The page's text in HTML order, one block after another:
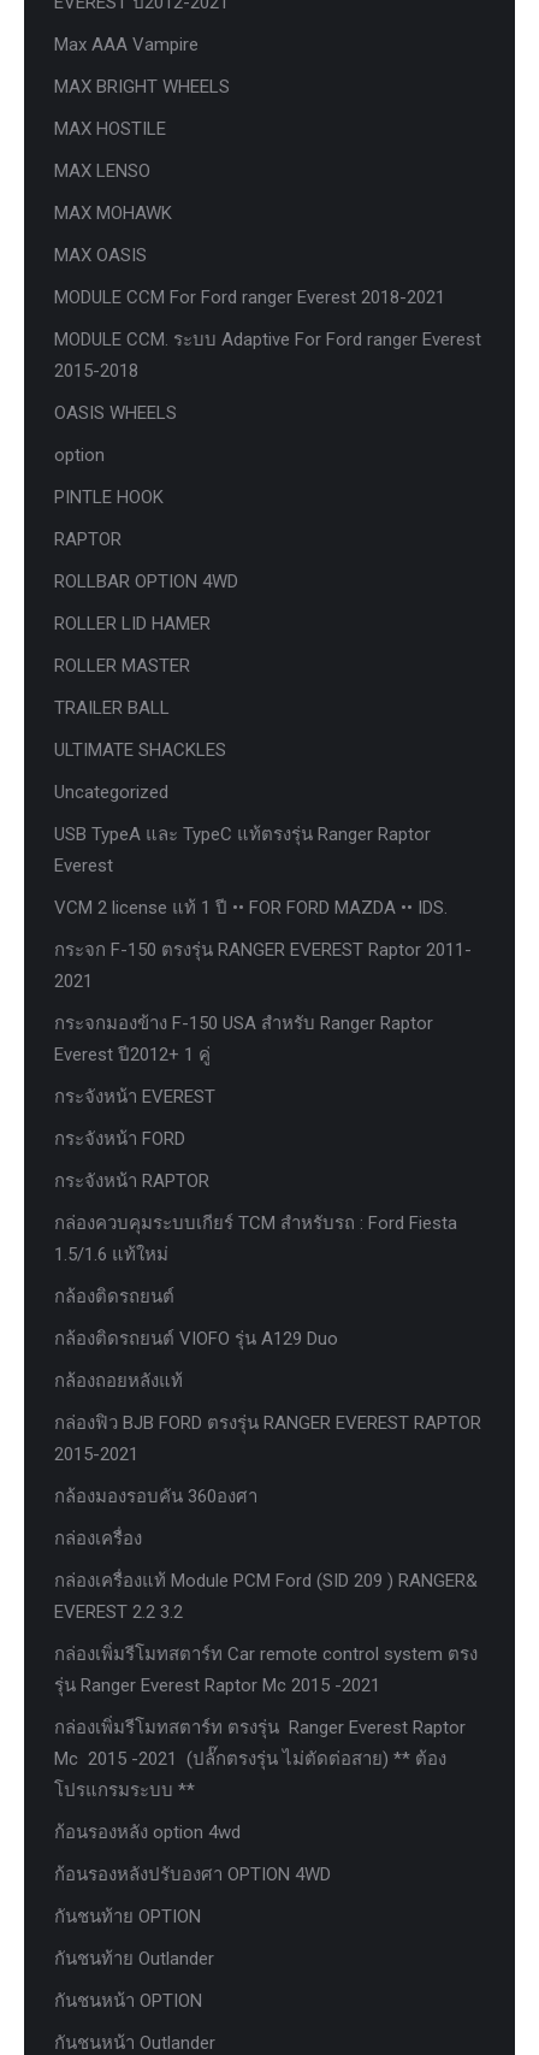
Max AAA Vampire
MAX BRIGHT WHEELS
MAX HOSTILE
MAX LENSO
MAX MOHAWK
MAX OASIS
MODULE CCM For Ford ranger Everest 2018-2021
MODULE CCM. ระบบ Adaptive For Ford ranger Everest
2015-2018
OASIS WHEELS
option
PINTLE HOOK
RAPTOR
ROLLBAR OPTION 4WD
ROLLER LID HAMER
ROLLER MASTER
TRAILER BALL
ULTIMATE SHACKLES
Uncategorized
USB TypeA และ TypeC แท้ตรงรุ่น Ranger Raptor
Everest
VCM 2 license แท้ 1 ปี •• FOR FORD MAZDA •• IDS.
กระจก F-150 ตรงรุ่น RANGER EVEREST Raptor 2011-
2021
กระจกมองข้าง F-150 USA สำหรับ Ranger Raptor
Everest ปี2012+ 1 คู่
กระจังหน้า EVEREST
กระจังหน้า FORD
กระจังหน้า RAPTOR
กล่องควบคุมระบบเกียร์ TCM สำหรับรถ : Ford Fiesta
1.5/1.6 แท้ใหม่
กล้องติดรถยนต์
กล้องติดรถยนต์ VIOFO รุ่น A129 Duo
กล้องถอยหลังแท้
กล่องฟิว BJB FORD ตรงรุ่น RANGER EVEREST RAPTOR
2015-2021
กล้องมองรอบคัน 360องศา
กล่องเครื่อง
กล่องเครื่องแท้ Module PCM Ford (SID 209 ) RANGER&
EVEREST 2.2 3.2
กล่องเพิ่มรีโมทสตาร์ท Car remote control system ตรง
รุ่น Ranger Everest Raptor Mc 2015 -2021
กล่องเพิ่มรีโมทสตาร์ท ตรงรุ่น Ranger Everest Raptor
Mc 2015 -2021 (ปลั๊กตรงรุ่น ไม่ตัดต่อสาย) ** ต้อง
โปรแกรมระบบ **
ก้อนรองหลัง option 4wd
ก้อนรองหลังปรับองศา OPTION 4WD
กันชนท้าย OPTION
กันชนท้าย Outlander
กันชนหน้า OPTION
กันชนหน้า Outlander